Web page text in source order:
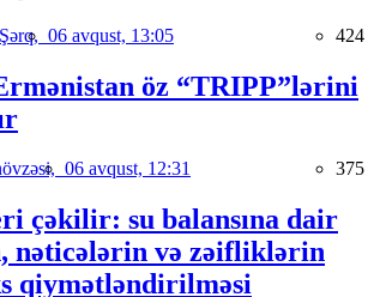
06 avqust, 13:05 424
öz “TRIPP”lərini
06 avqust, 12:31 375
çəkilir: su balansına dair
nəticələrin və zəifliklərin
qiymətləndirilməsi